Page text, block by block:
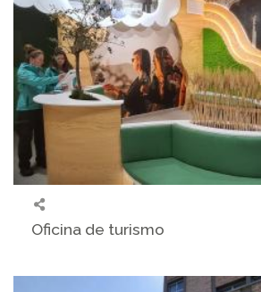
Oficina de turismo